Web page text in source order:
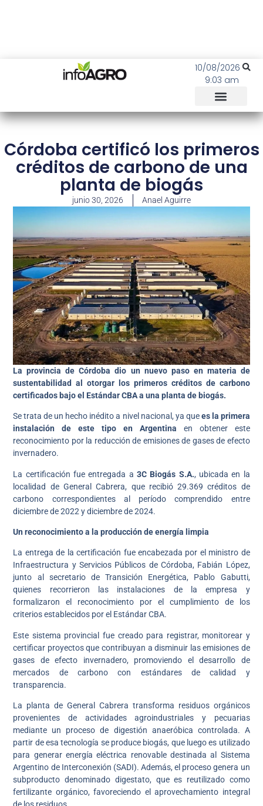
10/08/2026
9:03 am
Córdoba certificó los primeros
créditos de carbono de una
planta de biogás
junio 30, 2026 Anael Aguirre
La provincia de Córdoba dio un nuevo paso en materia de
sustentabilidad al otorgar los primeros créditos de carbono
certificados bajo el Estándar CBA a una planta de biogás.
Se trata de un hecho inédito a nivel nacional, ya quees la primera
instalación de este tipo en Argentina en obtener este
reconocimiento por la reducción de emisiones de gases de efecto
invernadero.
La certificación fue entregada a 3C Biogás S.A., ubicada en la
localidad de General Cabrera, que recibió 29.369 créditos de
carbono correspondientes al período comprendido entre
diciembre de 2022 y diciembre de 2024.
Un reconocimiento a la producción de energía limpia
La entrega de la certificación fue encabezada por el ministro de
Infraestructura y Servicios Públicos de Córdoba, Fabián López,
junto al secretario de Transición Energética, Pablo Gabutti,
quienes recorrieron las instalaciones de la empresa y
formalizaron el reconocimiento por el cumplimiento de los
criterios establecidos por el Estándar CBA.
Este sistema provincial fue creado para registrar, monitorear y
certificar proyectos que contribuyan a disminuir las emisiones de
gases de efecto invernadero, promoviendo el desarrollo de
mercados de carbono con estándares de calidad y
transparencia.
La planta de General Cabrera transforma residuos orgánicos
provenientes de actividades agroindustriales y pecuarias
mediante un proceso de digestión anaeróbica controlada. A
partir de esa tecnología se produce biogás, que luego es utilizado
para generar energía eléctrica renovable destinada al Sistema
Argentino de Interconexión (SADI). Además, el proceso genera un
subproducto denominado digestato, que es reutilizado como
fertilizante orgánico, favoreciendo el aprovechamiento integral